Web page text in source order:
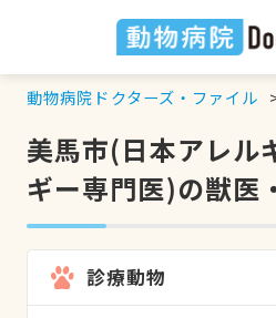
動物病院ドクターズ・ファイル
美馬市(日本アレル
ギー専門医)の獣医
診療動物